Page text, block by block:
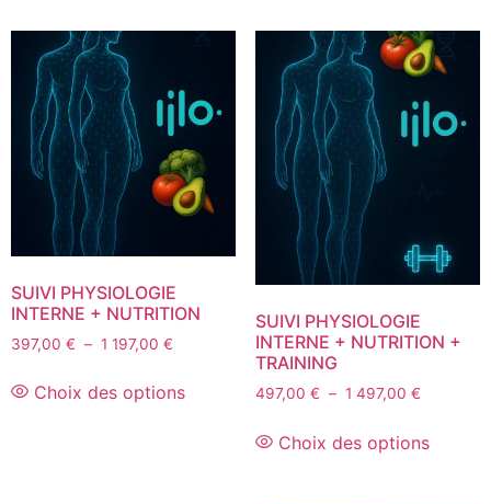
SUIVI PHYSIOLOGIE
INTERNE + NUTRITION
397,00 € – 1 197,00 €
Choix des options
SUIVI PHYSIOLOGIE
INTERNE + NUTRITION +
TRAINING
497,00 € – 1 497,00 €
Choix des options